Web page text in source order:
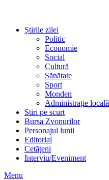
Știrile zilei
Politic
Economie
Social
Cultură
Sănătate
Sport
Monden
Administrație locală
Stiri pe scurt
Bursa Zvonurilor
Personajul lunii
Editorial
Cetățeni
Interviu/Eveniment
Menu